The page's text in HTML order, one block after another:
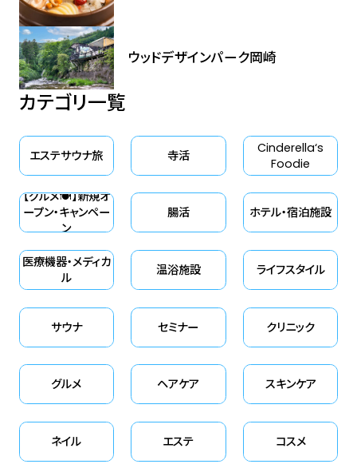
ウッドデザインパーク岡崎
カテゴリ一覧
エステサウナ旅 寺活
Cinderella‘s
Foodie
【グルメ🍽】新規オ
ープン・キャンペー
ン
腸活 ホテル・宿泊施設
医療機器・メディカ
ル
温浴施設 ライフスタイル
サウナ セミナー クリニック
グルメ ヘアケア スキンケア
ネイル エステ コスメ